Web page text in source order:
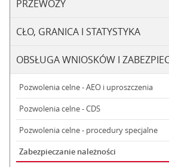
PRZEWOZY
CŁO, GRANICA I STATYSTYKA
OBSŁUGA WNIOSKÓW I
Pozwolenia celne - AEO i uproszczenia
Pozwolenia celne - CDS
Pozwolenia celne - procedury specjalne
Zabezpieczanie należności